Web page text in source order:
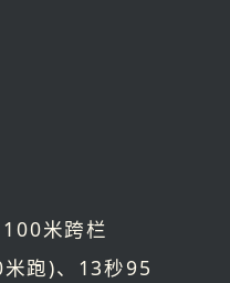
米跨栏
跑)、13秒95